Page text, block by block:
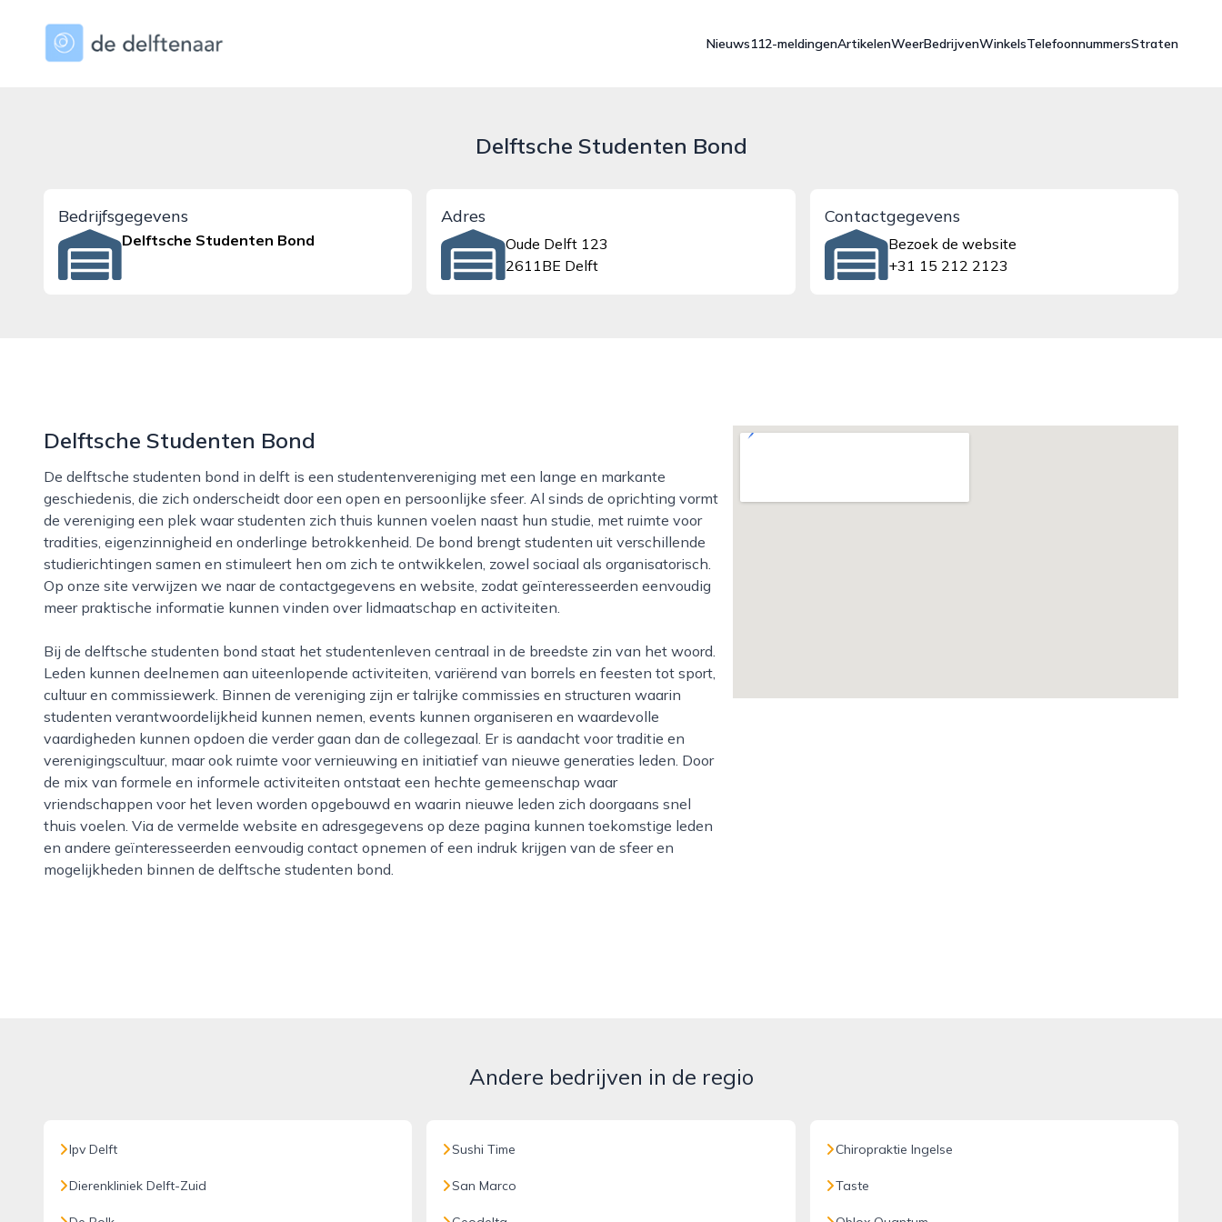
dedelftenaar.nl
Nieuws112-meldingenArtikelenWeerBedrijvenWinkelsTelefoonnummersStraten
Delftsche Studenten Bond
Bedrijfsgegevens
Delftsche Studenten Bond
Adres
Oude Delft 123
2611BE Delft
Contactgegevens
Bezoek de website
+31 15 212 2123
Delftsche Studenten Bond
De delftsche studenten bond in delft is een studentenvereniging met een lange en markante
geschiedenis, die zich onderscheidt door een open en persoonlijke sfeer. Al sinds de oprichting vormt
de vereniging een plek waar studenten zich thuis kunnen voelen naast hun studie, met ruimte voor
tradities, eigenzinnigheid en onderlinge betrokkenheid. De bond brengt studenten uit verschillende
studierichtingen samen en stimuleert hen om zich te ontwikkelen, zowel sociaal als organisatorisch.
Op onze site verwijzen we naar de contactgegevens en website, zodat geïnteresseerden eenvoudig
meer praktische informatie kunnen vinden over lidmaatschap en activiteiten.
Bij de delftsche studenten bond staat het studentenleven centraal in de breedste zin van het woord.
Leden kunnen deelnemen aan uiteenlopende activiteiten, variërend van borrels en feesten tot sport,
cultuur en commissiewerk. Binnen de vereniging zijn er talrijke commissies en structuren waarin
studenten verantwoordelijkheid kunnen nemen, events kunnen organiseren en waardevolle
vaardigheden kunnen opdoen die verder gaan dan de collegezaal. Er is aandacht voor traditie en
verenigingscultuur, maar ook ruimte voor vernieuwing en initiatief van nieuwe generaties leden. Door
de mix van formele en informele activiteiten ontstaat een hechte gemeenschap waar
vriendschappen voor het leven worden opgebouwd en waarin nieuwe leden zich doorgaans snel
thuis voelen. Via de vermelde website en adresgegevens op deze pagina kunnen toekomstige leden
en andere geïnteresseerden eenvoudig contact opnemen of een indruk krijgen van de sfeer en
mogelijkheden binnen de delftsche studenten bond.
Andere bedrijven in de regio
Ipv Delft
Dierenkliniek Delft-Zuid
Sushi Time
San Marco
Chiropraktie Ingelse
Taste